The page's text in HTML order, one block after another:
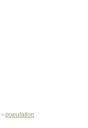
> population